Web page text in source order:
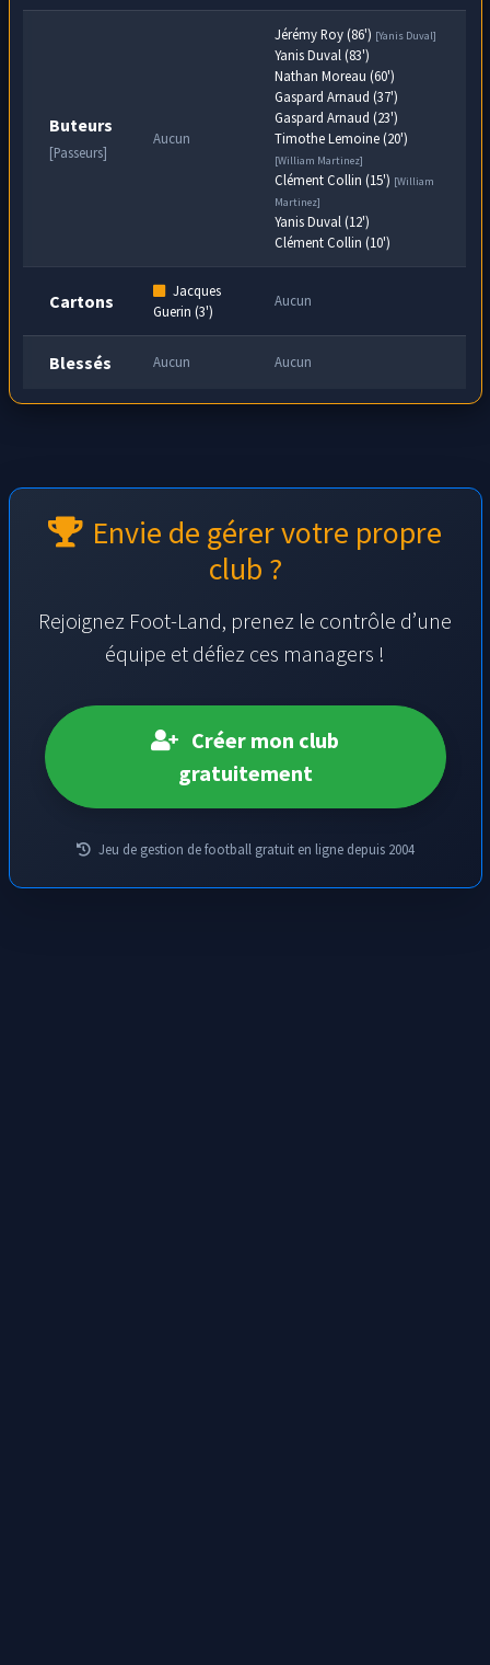
Buteurs
[Passeurs]
Aucun
Jérémy Roy (86') [Yanis Duval]
Yanis Duval (83')
Nathan Moreau (60')
Gaspard Arnaud (37')
Gaspard Arnaud (23')
Timothe Lemoine (20')
[William Martinez]
Clément Collin (15') [William
Martinez]
Yanis Duval (12')
Clément Collin (10')
Cartons
Jacques
Guerin (3')
Aucun
Blessés Aucun Aucun
Envie de gérer votre propre
club ?
Rejoignez Foot-Land, prenez le contrôle d’une
équipe et défiez ces managers !
Créer mon club
gratuitement
Jeu de gestion de football gratuit en ligne depuis 2004